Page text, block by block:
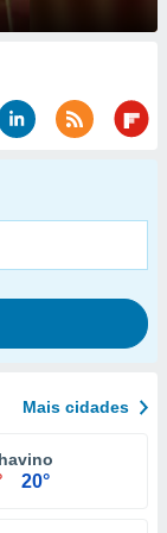
Mais cidades
20°